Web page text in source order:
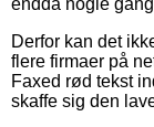
Derfor kan det
flere firmaer på
Faxed rød tekst
skaffe sig den